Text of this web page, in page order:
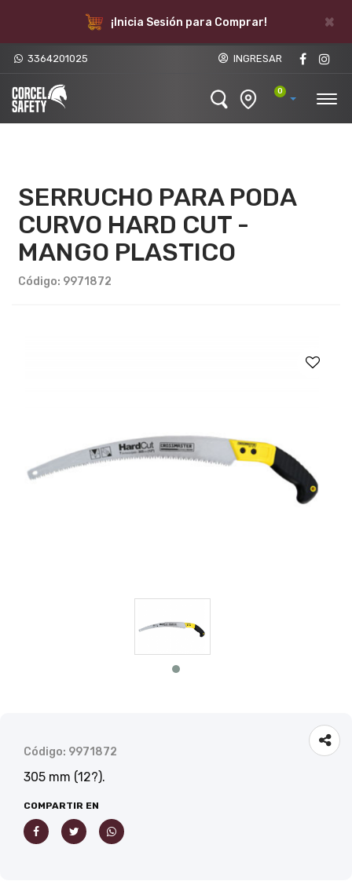
×
¡Inicia Sesión para Comprar!
3364201025 INGRESAR
0
SERRUCHO PARA PODA
CURVO HARD CUT -
MANGO PLASTICO
Código: 9971872
Código: 9971872
305 mm (12?).
COMPARTIR EN